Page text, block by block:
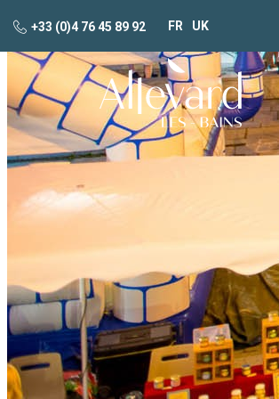
+33 (0)4 76 45 89 92 FR UK